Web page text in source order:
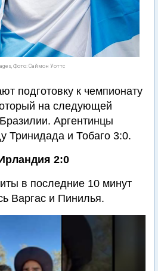
Фото: Саймон Уоттс
подготовку к чемпионату
на следующей
Аргентинцы
Тринидада и Тобаго 3:0.
2:0
в последние 10 минут
Варгас и Пинилья.